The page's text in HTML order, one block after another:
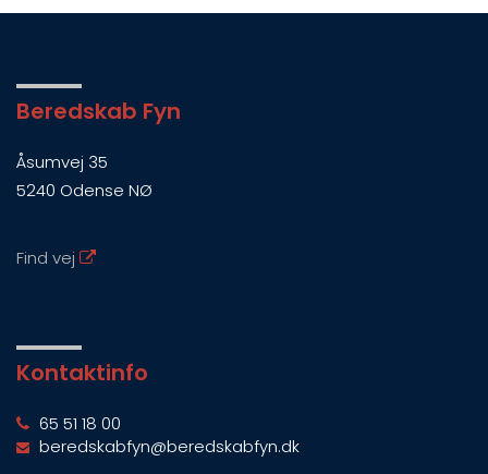
Beredskab Fyn
Åsumvej 35
5240 Odense NØ
Find vej
Kontaktinfo
65 51 18 00
beredskabfyn@beredskabfyn.dk